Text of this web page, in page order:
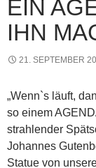
EIN
IHN
21. SEPTEMBER
„Wenn`s läuft,
so einem
strahlender
Johannes
Statue von